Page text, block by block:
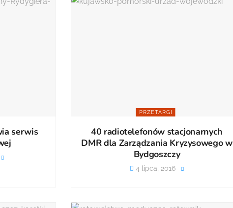
serwis
PRZETARGI
40 radiotelefonów stacjonarnych
DMR dla Zarządzania Kryzysowego w
Bydgoszczy
4 lipca, 2016